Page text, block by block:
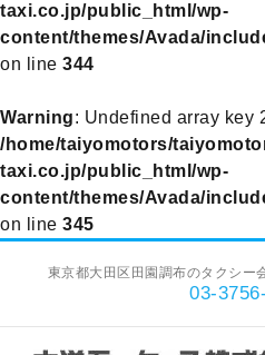
taxi.co.jp/public_html/wp-
content/themes/Avada/
on line 344
Warning: Undefined array key
/home/taiyomotors/
taxi.co.jp/public_html/wp-
content/themes/Avada/
on line 345
東京都大田区田園調布のタクシ
03-